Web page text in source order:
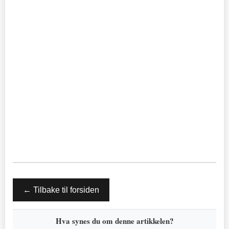
← Tilbake til forsiden
Hva synes du om denne artikkelen?